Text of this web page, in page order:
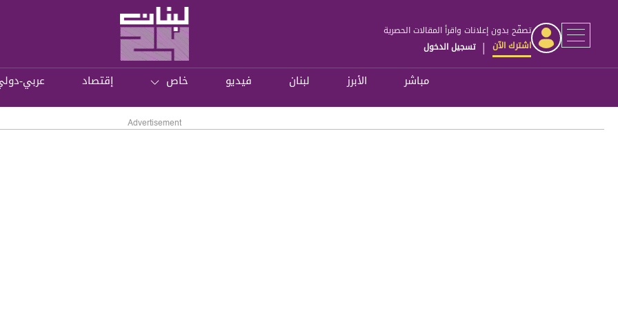
تصفّح بدون إعلانات واقرأ المقالات الحصرية
اشترك الآن | تسجيل الدخول
مباشر الأبرز لبنان فيديو خاص إقتصاد عربي-
Advertisement